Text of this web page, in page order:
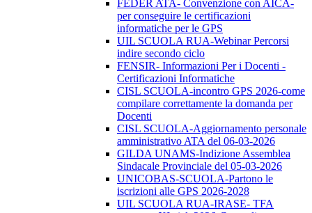
FEDER ATA- Convenzione con AICA-
per conseguire le certificazioni
informatiche per le GPS
UIL SCUOLA RUA-Webinar Percorsi
indire secondo ciclo
FENSIR- Informazioni Per i Docenti -
Certificazioni Informatiche
CISL SCUOLA-incontro GPS 2026-come
compilare correttamente la domanda per
Docenti
CISL SCUOLA-Aggiornamento personale
amministrativo ATA del 06-03-2026
GILDA UNAMS-Indizione Assemblea
Sindacale Provinciale del 05-03-2026
UNICOBAS-SCUOLA-Partono le
iscrizioni alle GPS 2026-2028
UIL SCUOLA RUA-IRASE- TFA